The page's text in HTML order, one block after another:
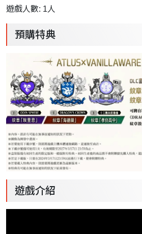
遊戲人數: 1人
預購特典
遊戲介紹